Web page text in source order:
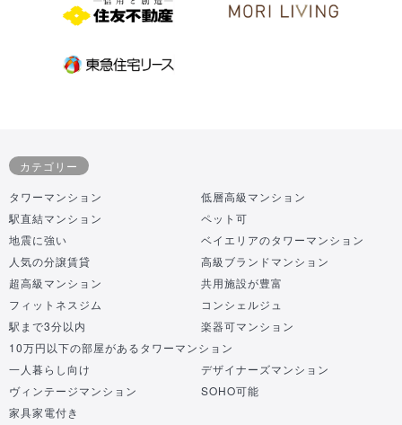
カテゴリー
タワーマンション
低層高級マンション
駅直結マンション
ペット可
地震に強い
ベイエリアのタワーマンション
人気の分譲賃貸
高級ブランドマンション
超高級マンション
共用施設が豊富
フィットネスジム
コンシェルジュ
駅まで3分以内
楽器可マンション
10万円以下の部屋があるタワーマンション
一人暮らし向け
デザイナーズマンション
ヴィンテージマンション
SOHO可能
家具家電付き